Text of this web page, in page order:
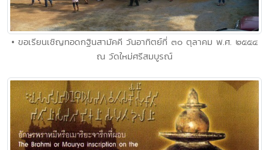
• ขอเรียนเชิญทอดกฐินสามัคคี วันอาทิตย์ที่ ๓๐ ตุลาคม พ.ศ. ๒๕๕๔
ณ วัดใหม่ศรีสมบูรณ์